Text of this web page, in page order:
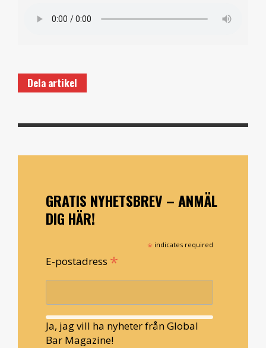
Dela artikel
GRATIS NYHETSBREV – ANMÄL
DIG HÄR!
* indicates required
E-postadress *
Ja, jag vill ha nyheter från Global
Bar Magazine!